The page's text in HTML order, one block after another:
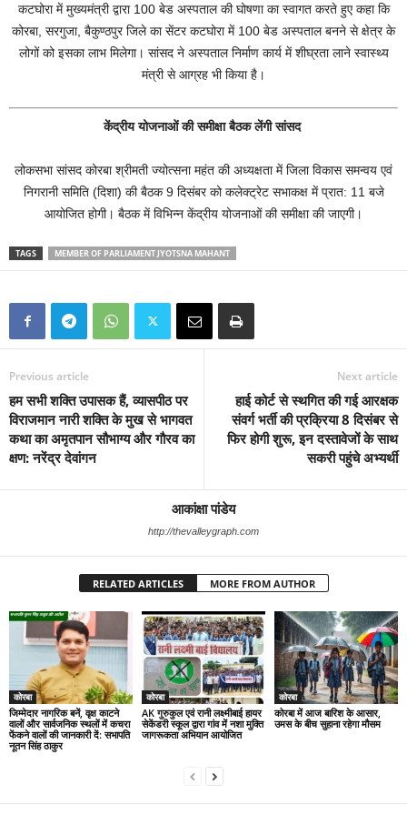
कटघोरा में मुख्यमंत्री द्वारा 100 बेड अस्पताल की घोषणा का स्वागत करते हुए कहा कि
कोरबा, सरगुजा, बैकुण्ठपुर जिले का सेंटर कटघोरा में 100 बेड अस्पताल बनने से क्षेत्र के
लोगों को इसका लाभ मिलेगा। सांसद ने अस्पताल निर्माण कार्य में शीघ्रता लाने स्वास्थ्य
मंत्री से आग्रह भी किया है।
केंद्रीय योजनाओं की समीक्षा बैठक लेंगी सांसद
लोकसभा सांसद कोरबा श्रीमती ज्योत्सना महंत की अध्यक्षता में जिला विकास समन्वय एवं
निगरानी समिति (दिशा) की बैठक 9 दिसंबर को कलेक्ट्रेट सभाकक्ष में प्रात: 11 बजे
आयोजित होगी। बैठक में विभिन्न केंद्रीय योजनाओं की समीक्षा की जाएगी।
TAGS MEMBER OF PARLIAMENT JYOTSNA MAHANT
Previous article
हम सभी शक्ति उपासक हैं, व्यासपीठ पर
विराजमान नारी शक्ति के मुख से भागवत
कथा का अमृतपान सौभाग्य और गौरव का
क्षण: नरेंद्र देवांगन
Next article
हाई कोर्ट से स्थगित की गई आरक्षक
संवर्ग भर्ती की प्रक्रिया 8 दिसंबर से
फिर होगी शुरू, इन दस्तावेजों के साथ
सकरी पहुंचे अभ्यर्थी
आकांक्षा पांडेय
http://thevalleygraph.com
RELATED ARTICLES MORE FROM AUTHOR
कोरबा
जिम्मेदार नागरिक बनें, वृक्ष काटने
वालों और सार्वजनिक स्थलों में कचरा
फेंकने वालों की जानकारी दें: सभापति
नूतन सिंह ठाकुर
कोरबा
AK गुरुकुल एवं रानी लक्ष्मीबाई हायर
सेकेंडरी स्कूल द्वारा गांव में नशा मुक्ति
जागरूकता अभियान आयोजित
कोरबा
कोरबा में आज बारिश के आसार,
उमस के बीच सुहाना रहेगा मौसम